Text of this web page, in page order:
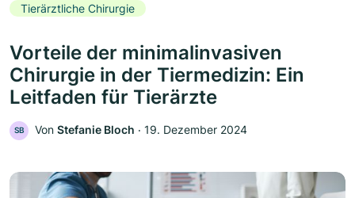
Tierärztliche Chirurgie
Vorteile der minimalinvasiven
Chirurgie in der Tiermedizin: Ein
Leitfaden für Tierärzte
SB Von Stefanie Bloch ‧ 19. Dezember 2024